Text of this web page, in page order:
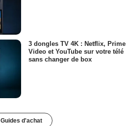
3 dongles TV 4K : Netflix, Prime
Video et YouTube sur votre télé
sans changer de box
Guides d'achat